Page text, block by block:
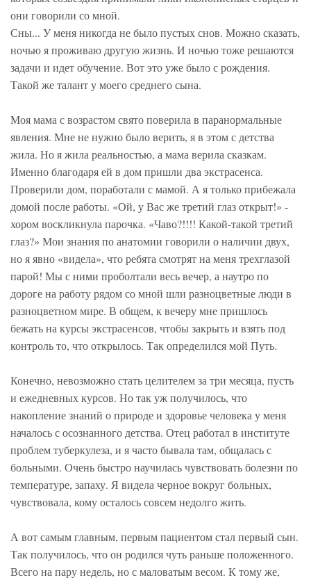
они говорили со мной.
Сны... У меня никогда не было пустых снов. Можно сказать,
ночью я проживаю другую жизнь. И ночью тоже решаются
задачи и идет обучение. Вот это уже было с рождения.
Такой же талант у моего среднего сына.
Моя мама с возрастом свято поверила в паранормальные
явления. Мне не нужно было верить, я в этом с детства
жила. Но я жила реальностью, а мама верила сказкам.
Именно благодаря ей в дом пришли два экстрасенса.
Проверили дом, поработали с мамой. А я только прибежала
домой после работы. «Ой, у Вас же третий глаз открыт!» -
хором воскликнула парочка. «Чаво?!!!! Какой-такой третий
глаз?» Мои знания по анатомии говорили о наличии двух,
но я явно «видела», что ребята смотрят на меня трехглазой
парой! Мы с ними проболтали весь вечер, а наутро по
дороге на работу рядом со мной шли разноцветные люди в
разноцветном мире. В общем, к вечеру мне пришлось
бежать на курсы экстрасенсов, чтобы закрыть и взять под
контроль то, что открылось. Так определился мой Путь.
Конечно, невозможно стать целителем за три месяца, пусть
и ежедневных курсов. Но так уж получилось, что
накопление знаний о природе и здоровье человека у меня
началось с осознанного детства. Отец работал в институте
проблем туберкулеза, и я часто бывала там, общалась с
больными. Очень быстро научилась чувствовать болезни по
температуре, запаху. Я видела черное вокруг больных,
чувствовала, кому осталось совсем недолго жить.
А вот самым главным, первым пациентом стал первый сын.
Так получилось, что он родился чуть раньше положенного.
Всего на пару недель, но с маловатым весом. К тому же,